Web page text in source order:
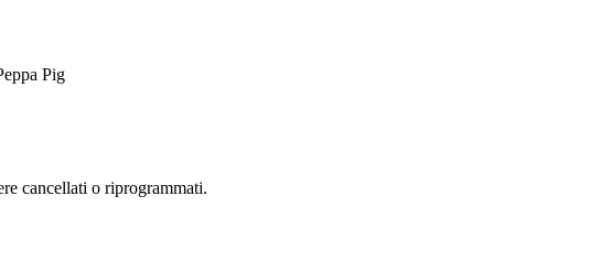
Pig
cancellati o riprogrammati.